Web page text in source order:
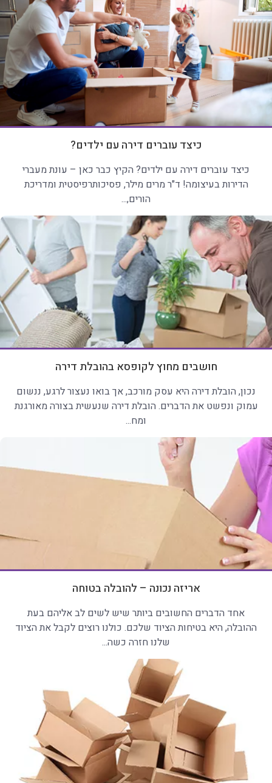
כיצד עוברים דירה עם ילדים?
כיצד עוברים דירה עם ילדים? הקיץ כבר כאן – עונת מעברי
הדירות בעיצומה! ד"ר מרים מילר, פסיכותרפיסטית ומדריכת
הורים,...
חושבים מחוץ לקופסא בהובלת דירה
נכון, הובלת דירה היא עסק מורכב, אך בואו נעצור לרגע, ננשום
עמוק ונפשט את הדברים. הובלת דירה שנעשית בצורה מאורגנת
ומח...
אריזה נכונה – להובלה בטוחה
אחד הדברים החשובים ביותר שיש לשים לב אליהם בעת
ההובלה, היא בטיחות הציוד שלכם. כולנו רוצים לקבל את הציוד
שלנו חזרה כשה...